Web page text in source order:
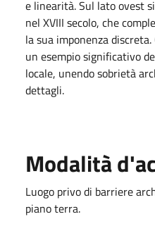
e linearità. Sul lato ovest
nel XVIII secolo, che
la sua imponenza
un esempio significativo
locale, unendo sobrietà
dettagli.
Modalità
Luogo privo di barriere
piano terra.